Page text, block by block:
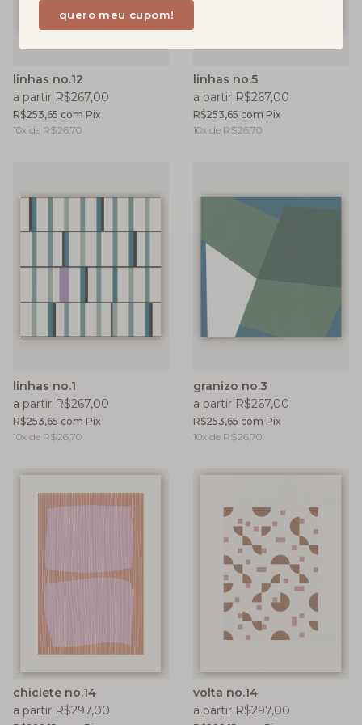
linhas no.12
a partir R$267,00
R$253,65 com Pix
10x de R$26,70
linhas no.5
a partir R$267,00
R$253,65 com Pix
10x de R$26,70
linhas no.1
a partir R$267,00
R$253,65 com Pix
10x de R$26,70
granizo no.3
a partir R$267,00
R$253,65 com Pix
10x de R$26,70
chiclete no.14
a partir R$297,00
volta no.14
a partir R$297,00